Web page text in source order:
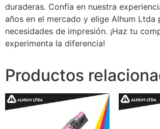
duraderas. Confía en nuestra
años en el mercado y elige Alhum Ltda
necesidades de impresión. ¡Haz tu
experimenta la diferencia!
Productos